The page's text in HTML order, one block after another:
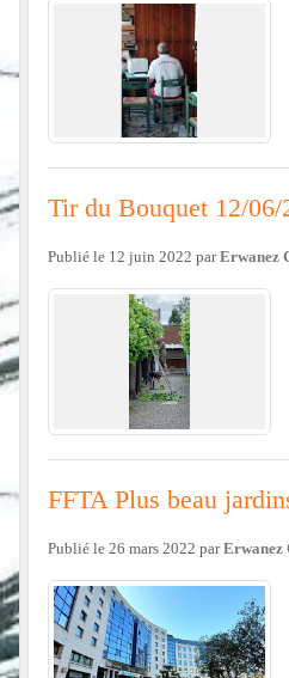
Tir du Bouquet 12/06/
Publié le 12 juin 2022 parErwanez
FFTA Plus beau
Publié le 26 mars 2022 parErwanez